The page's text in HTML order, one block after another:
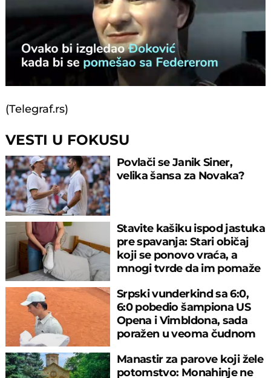
Loaded
82.55%
(Telegraf.rs)
VESTI U FOKUSU
Povlači se Janik Siner,
velika šansa za Novaka?
Stavite kašiku ispod jastuka
pre spavanja: Stari običaj
koji se ponovo vraća, a
mnogi tvrde da im pomaže
Srpski vunderkind sa 6:0,
6:0 pobedio šampiona US
Opena i Vimbldona, sada
poražen u veoma čudnom
Manastir za parove koji žele
potomstvo: Monahinje ne